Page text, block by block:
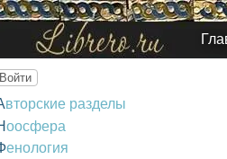
Войти
Авторские разделы
Ноосфера
Фенология